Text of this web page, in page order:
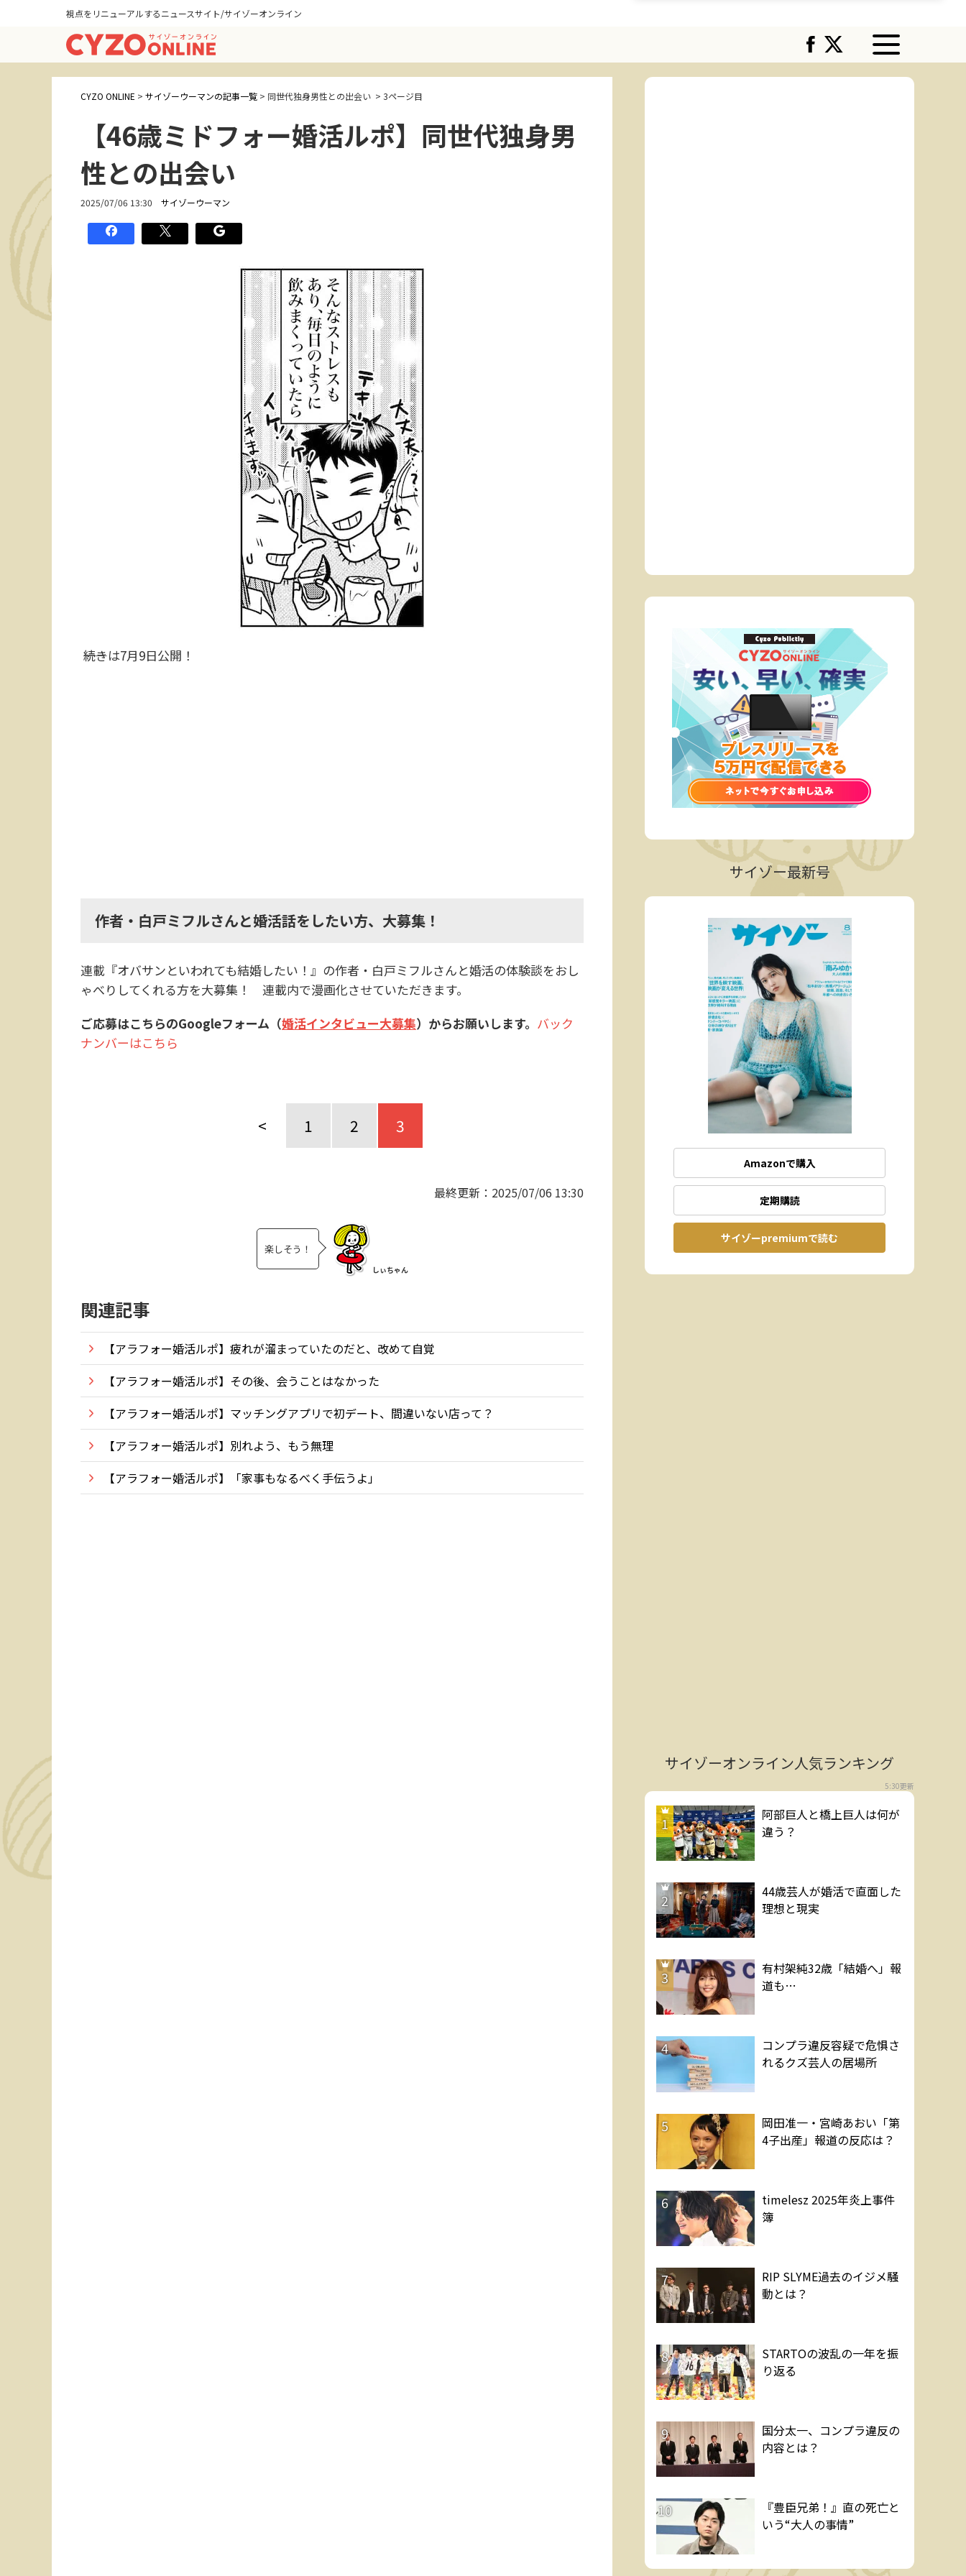
視点をリニューアルするニュースサイト/サイゾーオンライン
CYZO ONLINE > サイゾーウーマンの記事一覧 > 同世代独身男性との出会い > 3ページ目
【46歳ミドフォー婚活ルポ】同世代独身男
性との出会い
2025/07/06 13:30 サイゾーウーマン
――続きは7月9日公開！
作者・白戸ミフルさんと婚活話をしたい方、大募集！
連載『オバサンといわれても結婚したい！』の作者・白戸ミフルさんと婚活の体験談をおし
ゃべりしてくれる方を大募集！ 連載内で漫画化させていただきます。
ご応募はこちらのGoogleフォーム（婚活インタビュー大募集）からお願いします。 バック
ナンバーはこちら
< 1 2 3
最終更新： 2025/07/06 13:30
楽しそう！
しぃちゃん
関連記事
【アラフォー婚活ルポ】疲れが溜まっていたのだと、改めて自覚
【アラフォー婚活ルポ】その後、会うことはなかった
【アラフォー婚活ルポ】マッチングアプリで初デート、間違いない店って？
【アラフォー婚活ルポ】別れよう、もう無理
【アラフォー婚活ルポ】「家事もなるべく手伝うよ」
サイゾー最新号
Amazonで購入
定期購読
サイゾーpremiumで読む
サイゾーオンライン人気ランキング
5:30更新
1
阿部巨人と橋上巨人は何が
違う？
2
44歳芸人が婚活で直面した
理想と現実
3
有村架純32歳「結婚へ」報
道も…
4
コンプラ違反容疑で危惧さ
れるクズ芸人の居場所
5
岡田准一・宮崎あおい「第
4子出産」報道の反応は？
6
timelesz 2025年炎上事件
簿
7
RIP SLYME過去のイジメ騒
動とは？
8
STARTOの波乱の一年を振
り返る
9
国分太一、コンプラ違反の
内容とは？
10
『豊臣兄弟！』直の死亡と
いう“大人の事情”